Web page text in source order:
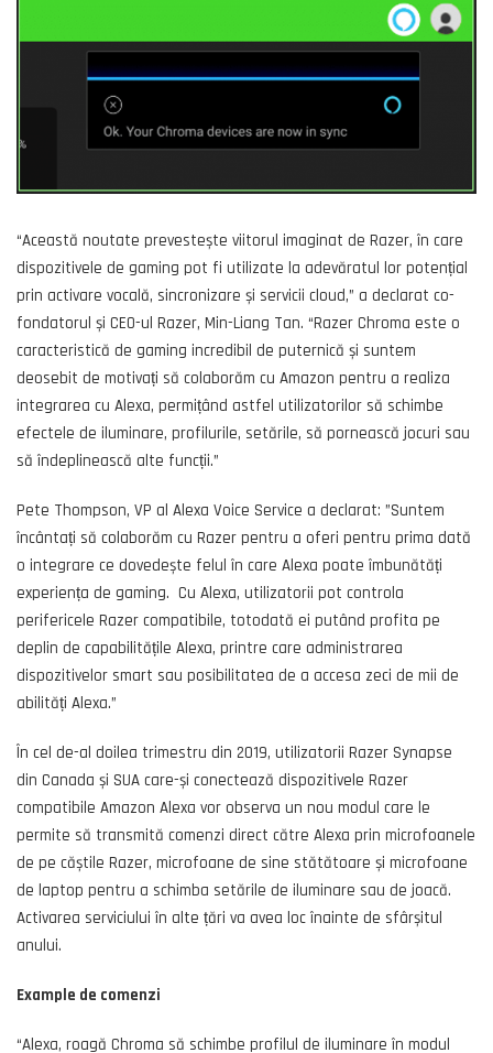
“Această noutate prevestește viitorul imaginat de Razer, în care
dispozitivele de gaming pot fi utilizate la adevăratul lor potențial
prin activare vocală, sincronizare și servicii cloud,” a declarat co-
fondatorul și CEO-ul Razer, Min-Liang Tan. “Razer Chroma este o
caracteristică de gaming incredibil de puternică și suntem
deosebit de motivați să colaborăm cu Amazon pentru a realiza
integrarea cu Alexa, permițând astfel utilizatorilor să schimbe
efectele de iluminare, profilurile, setările, să pornească jocuri sau
să îndeplinească alte funcții.”
Pete Thompson, VP al Alexa Voice Service a declarat: ”Suntem
încântați să colaborăm cu Razer pentru a oferi pentru prima dată
o integrare ce dovedește felul în care Alexa poate îmbunătăți
experiența de gaming. Cu Alexa, utilizatorii pot controla
perifericele Razer compatibile, totodată ei putând profita pe
deplin de capabilitățile Alexa, printre care administrarea
dispozitivelor smart sau posibilitatea de a accesa zeci de mii de
abilități Alexa.”
În cel de-al doilea trimestru din 2019, utilizatorii Razer Synapse
din Canada și SUA care-și conectează dispozitivele Razer
compatibile Amazon Alexa vor observa un nou modul care le
permite să transmită comenzi direct către Alexa prin microfoanele
de pe căștile Razer, microfoane de sine stătătoare și microfoane
de laptop pentru a schimba setările de iluminare sau de joacă.
Activarea serviciului în alte țări va avea loc înainte de sfârșitul
anului.
Example de comenzi
“Alexa, roagă Chroma să schimbe profilul de iluminare în modul